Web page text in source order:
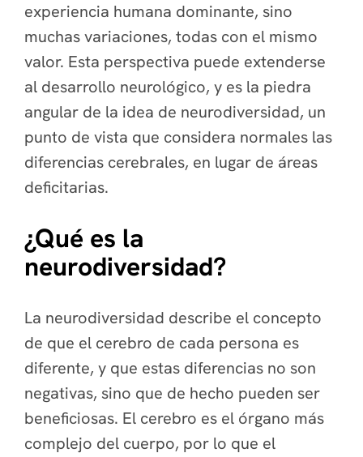
experiencia humana dominante, sino
muchas variaciones, todas con el mismo
valor. Esta perspectiva puede extenderse
al desarrollo neurológico, y es la piedra
angular de la idea de neurodiversidad, un
punto de vista que considera normales las
diferencias cerebrales, en lugar de áreas
deficitarias.
¿Qué es la
neurodiversidad?
La neurodiversidad describe el concepto
de que el cerebro de cada persona es
diferente, y que estas diferencias no son
negativas, sino que de hecho pueden ser
beneficiosas. El cerebro es el órgano más
complejo del cuerpo, por lo que el